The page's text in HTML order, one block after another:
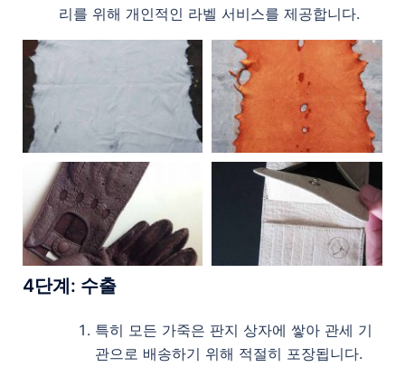
리를 위해 개인적인 라벨 서비스를 제공합니다.
4단계: 수출
특히 모든 가죽은 판지 상자에 쌓아 관세 기
관으로 배송하기 위해 적절히 포장됩니다.